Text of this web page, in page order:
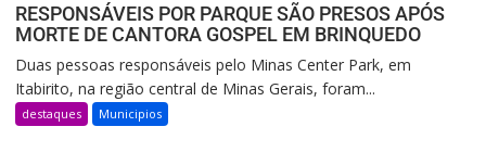
RESPONSÁVEIS POR PARQUE SÃO PRESOS APÓS
MORTE DE CANTORA GOSPEL EM BRINQUEDO
Duas pessoas responsáveis pelo Minas Center Park, em
Itabirito, na região central de Minas Gerais, foram...
destaques Municipios